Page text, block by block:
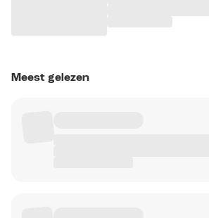
Meest gelezen